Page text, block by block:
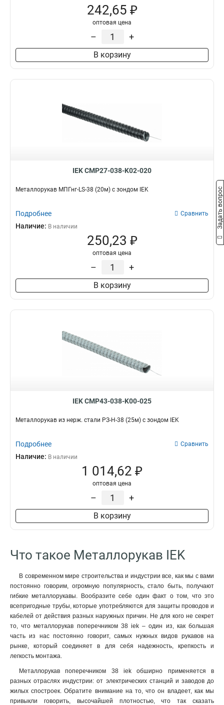
242,65 ₽
оптовая цена
– +
В корзину
IEK CMP27-038-K02-020
Металлорукав МПГнг-LS-38 (20м) с зондом IEK
Подробнее Сравнить
Наличие: В наличии
250,23 ₽
оптовая цена
– +
В корзину
IEK CMP43-038-K00-025
Металлорукав из нерж. стали РЗ-Н-38 (25м) с зондом IEK
Подробнее Сравнить
Наличие: В наличии
1 014,62 ₽
оптовая цена
– +
В корзину
Что такое Металлорукав IEK
В современном мире строительства и индустрии все, как мы с вами
постоянно говорим, огромную популярность, стало быть, получают
гибкие металлорукавы. Вообразите себе один факт о том, что это
всепригодные трубы, которые употребляются для защиты проводов и
кабелей от действия разных наружных причин. Не для кого не секрет
то, что металлорукав поперечником 38 iek – один из, как большая
часть из нас постоянно говорит, самых нужных видов рукавов на
рынке, который соединяет в для себя надежность, крепкость и
легкость монтажа.
Металлорукав поперечником 38 iek обширно применяется в
разных отраслях индустрии: от электрических станций и заводов до
жилых спостроек. Обратите внимание на то, что он владеет, как мы
привыкли говорить, высочайшей плотностью, что так сказать
Задать вопрос